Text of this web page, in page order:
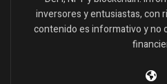
inversores y entusiastas, con
contenido es informativo y no